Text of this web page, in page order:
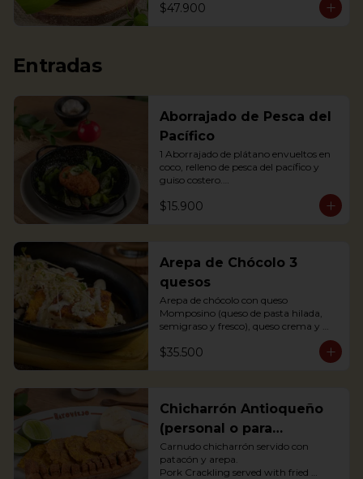
$47.900
Entradas
Aborrajado de Pesca del
Pacífico
1 Aborrajado de plátano envueltos en
coco, relleno de pesca del pacífico y
guiso costero.
Pesca según disponibilidad: Dorado o
Bravo
$15.900
Arepa de Chócolo 3
quesos
Arepa de chócolo con queso
Momposino (queso de pasta hilada,
semigraso y fresco), queso crema y
$35.500
Chicharrón Antioqueño
(personal o para
compartir)
Carnudo chicharrón servido con
patacón y arepa.
Pork Crackling served with fried